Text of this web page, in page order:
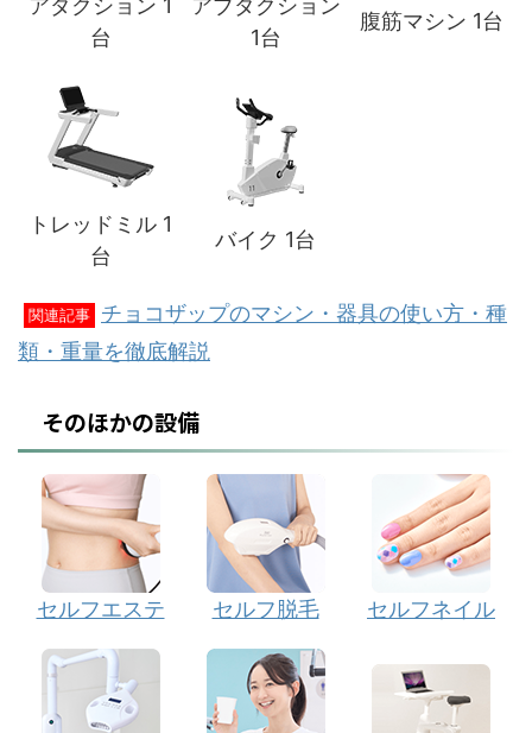
アダクション 1
台
アブダクション
1台
腹筋マシン 1台
トレッドミル 1
台
バイク 1台
関連記事
チョコザップのマシン・器具の使い方・種
類・重量を徹底解説
そのほかの設備
セルフエステ セルフ脱毛 セルフネイル